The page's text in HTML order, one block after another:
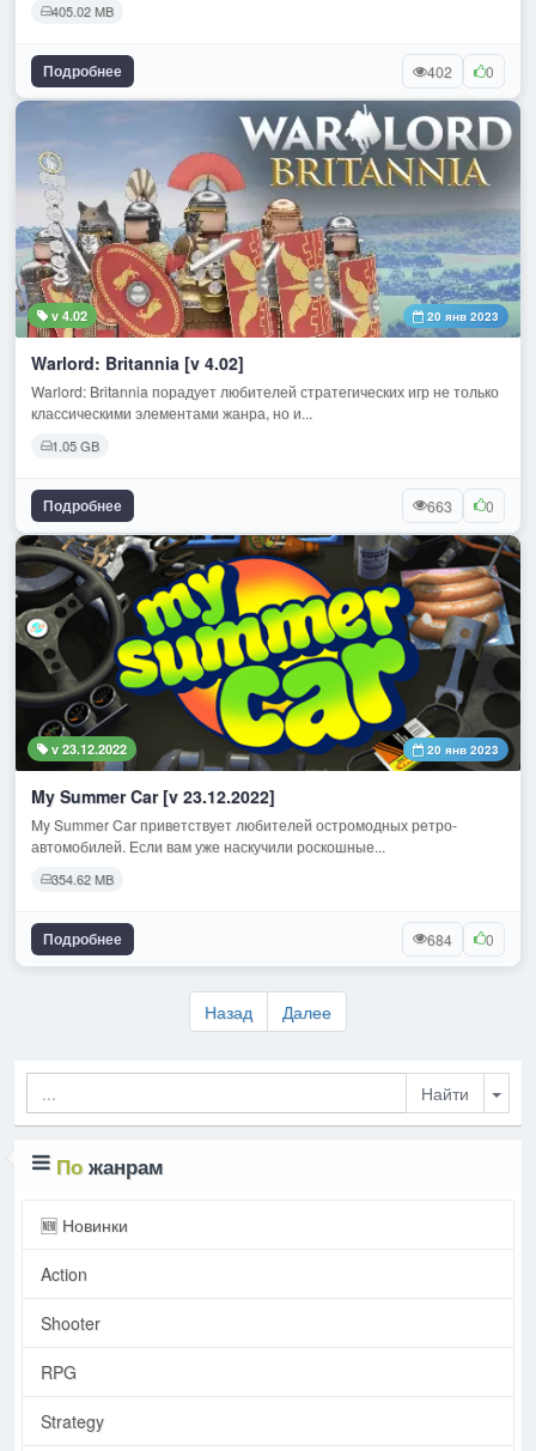
405.02 MB
Подробнее 402 0
v 4.02 20 янв 2023
Warlord: Britannia [v 4.02]
Warlord: Britannia порадует любителей стратегических игр не только
классическими элементами жанра, но и...
1.05 GB
Подробнее 663 0
v 23.12.2022 20 янв 2023
My Summer Car [v 23.12.2022]
My Summer Car приветствует любителей остромодных ретро-
автомобилей. Если вам уже наскучили роскошные...
354.62 MB
Подробнее 684 0
Назад Далее
По жанрам
🆕 Новинки
Action
Shooter
RPG
Strategy